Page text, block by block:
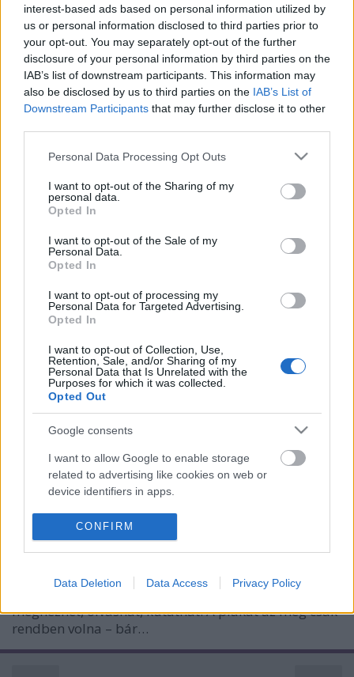
interest-based ads based on personal information utilized by
us or personal information disclosed to third parties prior to
your opt-out. You may separately opt-out of the further
disclosure of your personal information by third parties on the
IAB’s list of downstream participants. This information may
also be disclosed by us to third parties on the IAB’s List of
Downstream Participants that may further disclose it to other
Please note that this website/app uses one or more Google
not limited to your visit or usage behaviour. You may click to
grant or deny consent to Google and its third-party tags to
use your data for below specified purposes in below Google
consent section.
Personal Data Processing Opt Outs
I want to opt-out of the Sharing of my
personal data.
Opted In
I want to opt-out of the Sale of my
Personal Data.
Opted In
I want to opt-out of processing my
Personal Data for Targeted Advertising.
Opted In
I want to opt-out of Collection, Use,
Retention, Sale, and/or Sharing of my
Personal Data that Is Unrelated with the
Purposes for which it was collected.
Opted Out
Google consents
I want to allow Google to enable storage
related to advertising like cookies on web or
device identifiers in apps.
I want to allow my user data to be sent to
Google for online advertising purposes.
personalized advertising.
I want to allow Google to enable storage
device identifiers in apps.
CONFIRM
Data Deletion Data Access Privacy Policy
Munkák és napok – és kincsek. 13. rész
nemzetikonyvtar•2020. június 04.
Sorozatunk címe Hésziodosz Munkák és napok című
művére utal. Az ókori szerző a földműves kitartó,
gondos munkáját jelenítette meg. Könyvtárunk
Ezekből a folyamatos feldolgozó munka nyomán
Mi az a kisnyomtatvány?
nemzetikonyvtar •2016. március 04.
Az Országos Széchényi Könyvtár Különgyűjteményi
Igazgatóságának egyik osztálya, vagy ahogyan mi
emlegetjük, egyik tára, a Plakát- és
Kisnyomtatványtár. A nevéből nem biztos, hogy
tudja a kedves felhasználó, mi is az, amit itt
megnézhet, olvashat, kutathat. A plakát az még csak
rendben volna – bár…